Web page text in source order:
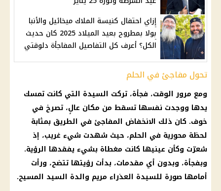
إزاي احتفال كنيسة الملاك ميخائيل والأنبا
بولا بمطروح بعيد الميلاد 2025 كان حديث
الكل؟ أعرف كل التفاصيل المفاجأة دلوقتي
تحول مفاجئ في الحلم
ومع مرور الوقت، فجأة، تركت السيدة التي كانت تمسك
يدها ووجدت نفسها تسقط من مكان عالٍ، تصرخ في
خوف. كان ذلك الانخفاض المفاجئ في الطريق بمثابة
لحظة محورية في الحلم، حيث شهدت شيء غريب، إذ
شعرّت وكأن عينيها كانت مغطاة بشيء يفقدها الرؤية.
وبفجأة، وبدون أي مقدمات، بدأت رؤيتها تتضح، ورأت
أمامها صورة للسيدة العذراء مريم والدة السيد المسيح.